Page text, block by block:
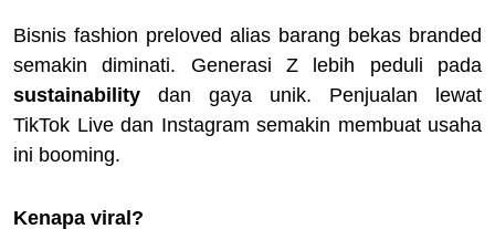
Bisnis fashion preloved alias barang bekas branded
semakin diminati. Generasi Z lebih peduli pada
sustainability dan gaya unik. Penjualan lewat
TikTok Live dan Instagram semakin membuat usaha
ini booming.
Kenapa viral?